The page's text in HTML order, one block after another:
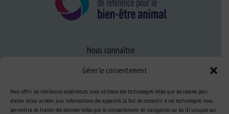
Gérer le consentement
Pour offrir les meilleures expériences, nous utilisons des technologies telles que les cookies pour
stocker et/ou accéder aux informations des appareils. Le fait de consentir à ces technologies nous
permettra de traiter des données telles que le comportement de navigation ou les ID uniques sur
Nous connaître
FAQ
Expertise